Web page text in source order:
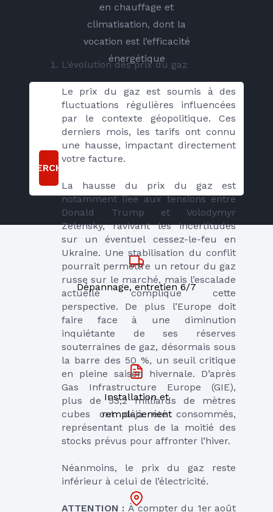
L’évolution des prix du gaz
Le prix du gaz est soumis à des
fluctuations régulières influencées
par le contexte géopolitique. Ces
derniers mois, les tarifs ont connu
une hausse, impactant directement
votre facture.
La hausse du prix du gaz est
notamment liée aux tensions entre
Donald Trump et Volodymyr
Zelensky, ravivant les incertitudes
sur un éventuel cessez-le-feu en
Ukraine. Une stabilisation du conflit
pourrait permettre un retour du gaz
russe sur le marché, mais l’escalade
actuelle complique cette
perspective. De plus l’Europe doit
faire face à une diminution
inquiétante de ses réserves
souterraines de gaz, désormais sous
la barre des 50 %, un seuil critique
en pleine saison hivernale. D’après
Gas Infrastructure Europe (GIE),
plus de 53,2 milliards de mètres
cubes ont déjà été consommés,
représentant plus de la moitié des
stocks prévus pour affronter l’hiver.
Néanmoins, le prix du gaz reste
inférieur à celui de l’électricité.
ATTENTION : À compter du 1er août
en chauffage et
climatisation, dont la
vocation est l’efficacité
énergétique
RECHERCHER
Dépannage, entretien 6/7
Installation et
remplacement